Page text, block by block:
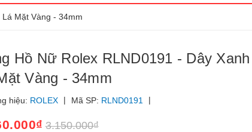
Mặt Vàng - 34mm
Hồ Nữ Rolex RLND0191 - Dây Xanh
Vàng - 34mm
hiệu: ROLEX | Mã SP: RLND0191 |
3.150.000₫